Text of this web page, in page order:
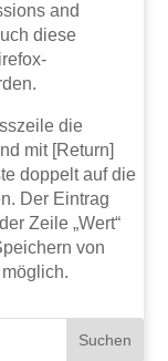
and
diese
die
mit [Return]
doppelt auf die
Der Eintrag
Zeile „Wert“
von